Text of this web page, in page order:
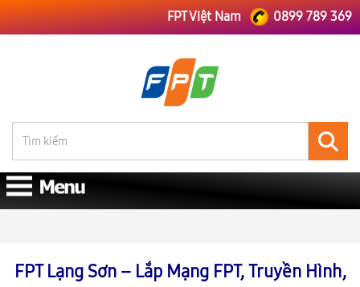
FPT Việt Nam 0899 789 369
FPT Lạng Sơn – Lắp Mạng FPT, Truyền Hình,